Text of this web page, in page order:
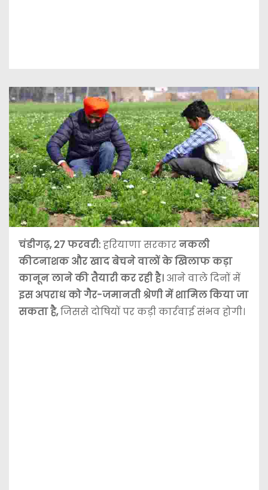
चंडीगढ़, 27 फरवरी:हरियाणा सरकारनकली
कीटनाशक और खाद बेचने वालों के खिलाफ कड़ा
कानून लाने की तैयारी कर रही है। आने वाले दिनों में
इस अपराध को गैर-जमानती श्रेणी में शामिल किया जा
सकता है,जिससे दोषियों पर कड़ी कार्रवाई संभव होगी।